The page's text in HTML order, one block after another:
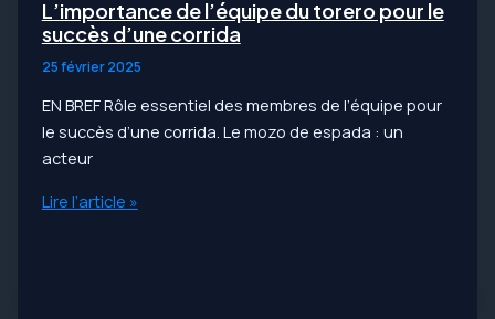
taureaux
de
:
analyse
complète
L’importance de l’équipe du torero pour le
succès d’une corrida
25 février 2025
EN BREF Rôle essentiel des membres de l’équipe pour
le succès d’une corrida. Le mozo de espada : un
acteur
L’importance
Lire l’article »